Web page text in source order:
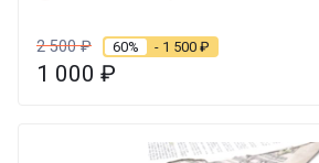
2 500₽ 60% - 1 500 ₽
1 000 ₽